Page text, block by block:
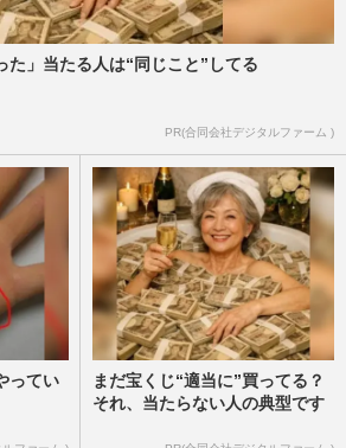
た」当たる人は“同じこと”してる
PR(合同会社デジタルファーム )
ってい
まだ宝くじ“適当に”買ってる？
それ、当たらない人の典型です